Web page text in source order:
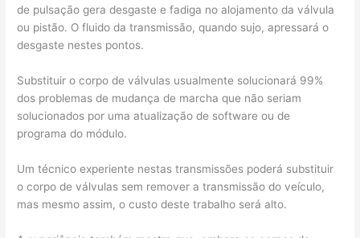
de pulsação gera desgaste e fadiga no alojamento da válvula
ou pistão. O fluido da transmissão, quando sujo, apressará o
desgaste nestes pontos.
Substituir o corpo de válvulas usualmente solucionará 99%
dos problemas de mudança de marcha que não seriam
solucionados por uma atualização de software ou de
programa do módulo.
Um técnico experiente nestas transmissões poderá substituir
o corpo de válvulas sem remover a transmissão do veículo,
mas mesmo assim, o custo deste trabalho será alto.